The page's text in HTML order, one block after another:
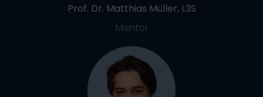
Prof. Dr. Matthias Müller, L3S
Mentor